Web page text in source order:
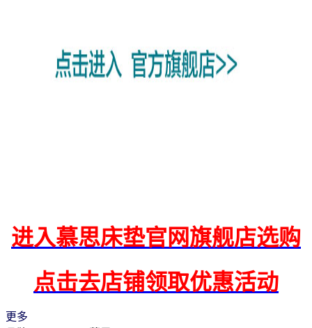
进入慕思床垫官网旗舰店选购
点击去店铺领取优惠活动
更多